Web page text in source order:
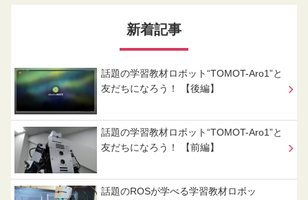
新着記事
話題の学習教材ロボット“TOMOT-Aro1”と
友だちになろう！ 【後編】
話題の学習教材ロボット“TOMOT-Aro1”と
友だちになろう！ 【前編】
話題のROSが学べる学習教材ロボッ